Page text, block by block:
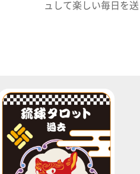
ュして楽しい毎日を送
このカードは
「過去」
のカードです。
貴方が自分の過去を占い